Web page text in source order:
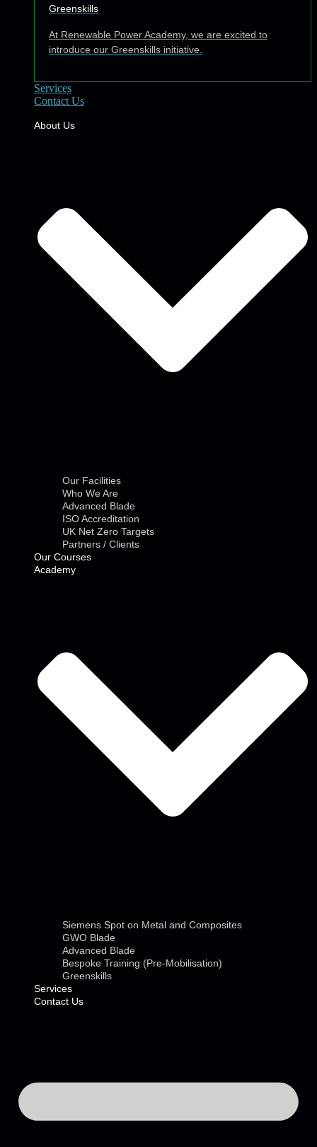
Greenskills
At Renewable Power Academy, we are excited to
introduce our Greenskills initiative.
Services
Contact Us
About Us
Our Facilities
Who We Are
Advanced Blade
ISO Accreditation
UK Net Zero Targets
Partners / Clients
Our Courses
Academy
Siemens Spot on Metal and Composites
GWO Blade
Advanced Blade
Bespoke Training (Pre-Mobilisation)
Greenskills
Services
Contact Us